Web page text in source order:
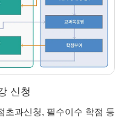
신청
과신청, 필수이수 학점 등